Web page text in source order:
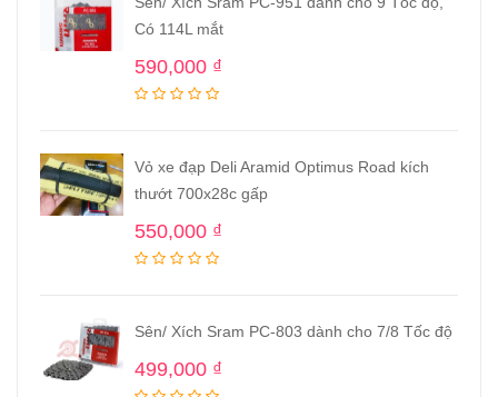
Có 114L mắt
590,000 ₫
Vỏ xe đạp Deli Aramid Optimus Road kích
thướt 700x28c gấp
550,000 ₫
Sên/ Xích Sram PC-803 dành cho 7/8 Tốc độ
499,000 ₫